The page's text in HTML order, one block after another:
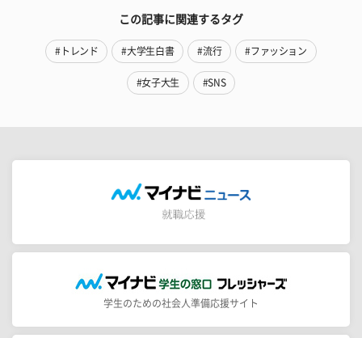
この記事に関連するタグ
#トレンド #大学生白書 #流行 #ファッション
#女子大生 #SNS
学生のための社会人準備応援サイト